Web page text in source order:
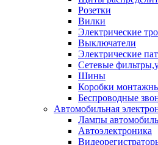
Розетки
Вилки
Электрические
Выключатели
Электрические
Сетевые
Шины
Коробки
Беспроводные
Автомобильная
Лампы
Автоэлектроника